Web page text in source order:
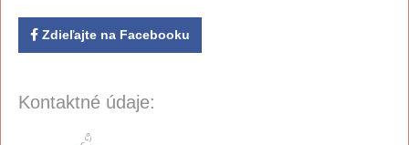
Zdieľajte na Facebooku
Kontaktné údaje: